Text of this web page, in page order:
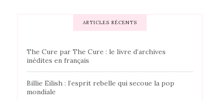
ARTICLES RÉCENTS
The Cure par The Cure : le livre d’archives
inédites en français
Billie Eilish : l’esprit rebelle qui secoue la pop
mondiale